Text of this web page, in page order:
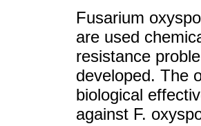
Fusarium
are used
resistance
developed. The
biological
against F.